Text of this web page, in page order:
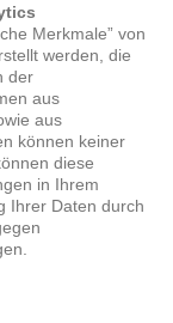
Merkmale” von
werden, die
der
aus
aus
können keiner
diese
in Ihrem
Ihrer Daten durch